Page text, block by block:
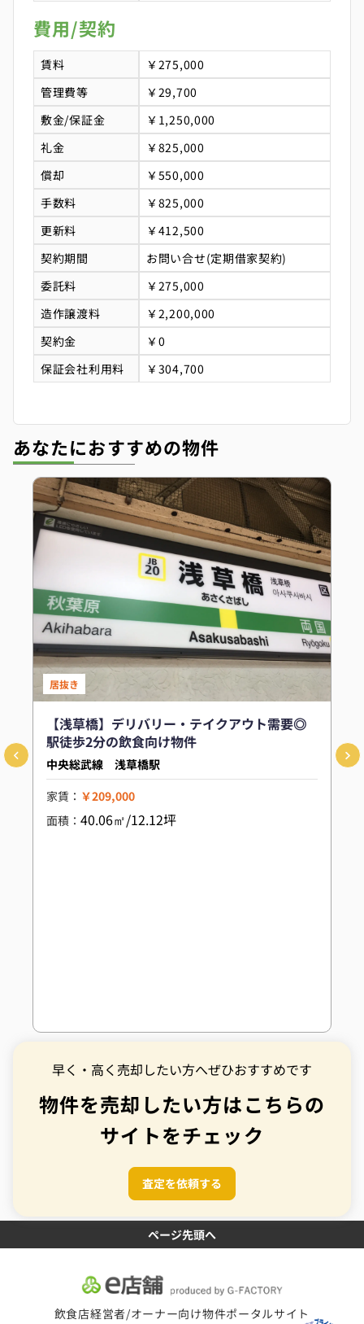
費用/契約
賃料
￥275,000
管理費等
￥29,700
敷金/保証金
￥1,250,000
礼金
￥825,000
償却
￥550,000
手数料
￥825,000
更新料
￥412,500
契約期間
お問い合せ(定期借家契約)
委託料
￥275,000
造作譲渡料
￥2,200,000
契約金
￥0
保証会社利用料
￥304,700
あなたにおすすめの物件
居抜き
【浅草橋】デリバリー・テイクアウト需要◎
駅徒歩2分の飲食向け物件
中央総武線 浅草橋駅
家賃： ￥209,000
面積： 40.06㎡/12.12坪
早く・高く売却したい方へぜひおすすめです
物件を売却したい方はこちらの
サイトをチェック
査定を依頼する
ページ先頭へ
飲食店経営者/オーナー向け物件ポータルサイト